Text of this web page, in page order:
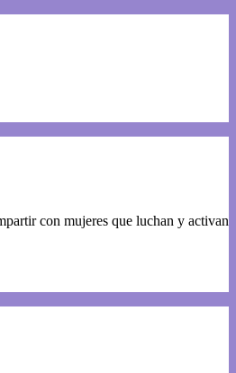
con mujeres que luchan y activan